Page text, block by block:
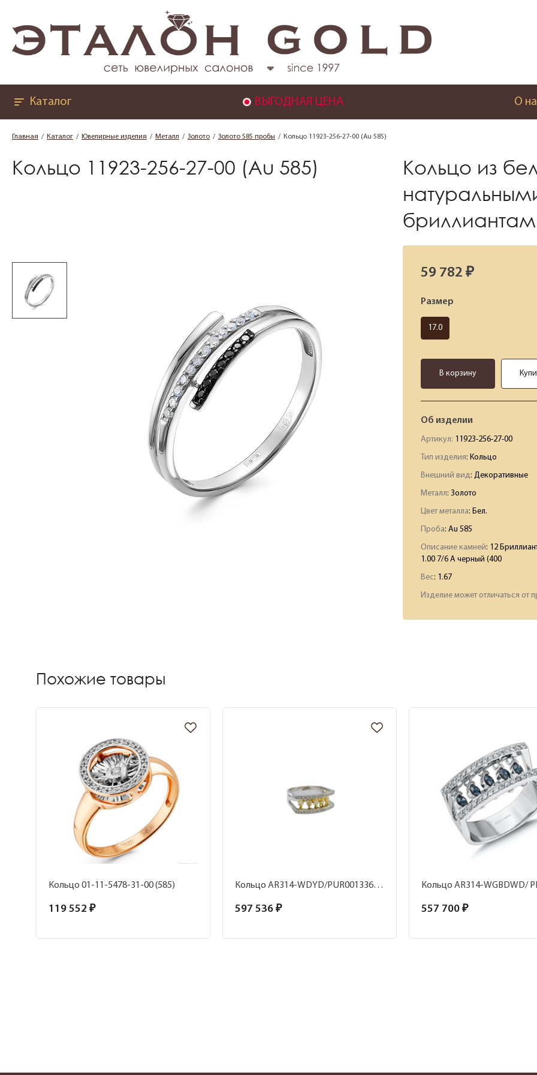
Каталог ВЫГОДНАЯ ЦЕНА О
Главная Каталог Ювелирные изделия Металл Золото Золото 585 пробы Кольцо 11923-256-27-00 (Au 585)
Кольцо 11923-256-27-00 (Au 585)
Кольцо из
59 782 ₽
Размер
17.0
В корзину
Об изделии
Артикул: 11923-256-27-00
Тип изделия: Кольцо
Внешний вид: Декоративные
Металл: Золото
Цвет металла: Бел.
Проба: Au 585
Описание камней: 12
1.00 7/6 А черный (400
Вес: 1.67
Изделие может отличаться от
Похожие товары
Кольцо 01-11-5478-31-00 (585)
119 552 ₽
Кольцо AR314-WDYD/PUR0013360 (Au 750)
597 536 ₽ 557 700 ₽